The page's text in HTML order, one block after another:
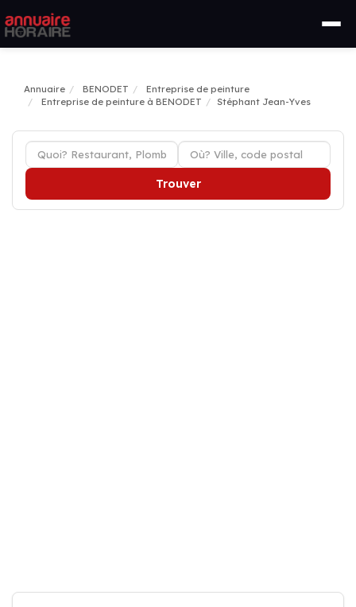
Annuaire BENODET
Entreprise de peinture
Entreprise de peinture à BENODET
Stéphant Jean-Yves
Trouver